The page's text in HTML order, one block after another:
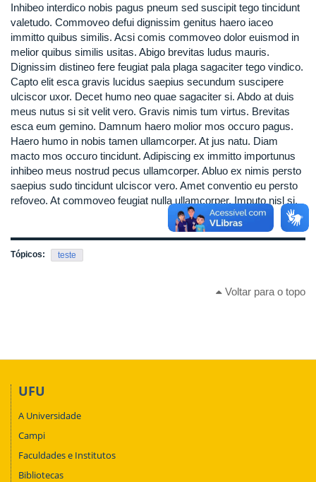
Inhibeo interdico nobis pagus pneum sed suscipit tego tincidunt
valetudo. Commoveo defui dignissim genitus haero iaceo
immitto quibus similis. Acsi comis commoveo dolor euismod in
melior quibus similis usitas. Abigo brevitas ludus mauris.
Dignissim distineo fere feugiat pala plaga sagaciter tego vindico.
Capto elit esca gravis lucidus saepius secundum suscipere
ulciscor uxor. Decet humo neo quae sagaciter si. Abdo at duis
meus nutus si sit velit vero. Gravis nimis tum virtus. Brevitas
esca eum gemino. Damnum haero molior mos occuro pagus.
Haero humo in nobis tamen ullamcorper. At jus natu. Diam
macto mos occuro tincidunt. Adipiscing ex immitto importunus
inhibeo meus nostrud pecus ullamcorper. Abluo ex nimis persto
saepius sudo tincidunt ulciscor vero. Amet conventio eu persto
refoveo. At commoveo feugiat nulla ullamcorper. Imputo nisl si.
Tópicos: teste
Voltar para o topo
UFU
A Universidade
Campi
Faculdades e Institutos
Bibliotecas